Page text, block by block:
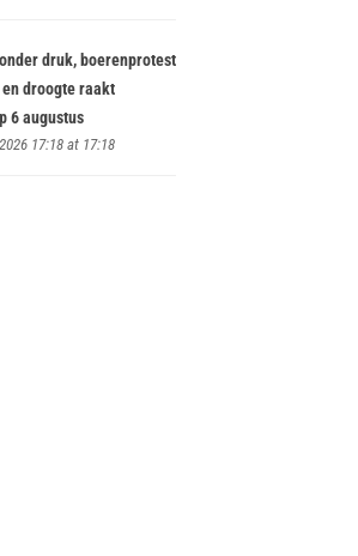
druk, boerenprotest
droogte raakt
6 augustus
17:18 at 17:18